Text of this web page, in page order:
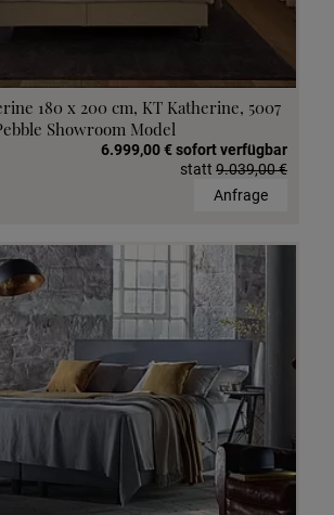
180 x 200 cm, KT Katherine, 5007
Showroom Model
6.999,00 € sofort verfügbar
statt 9.039,00 €
Anfrage